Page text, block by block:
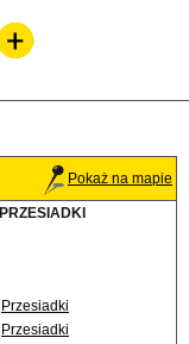
Pokaż na mapie
PRZESIADKI
Przesiadki
Przesiadki